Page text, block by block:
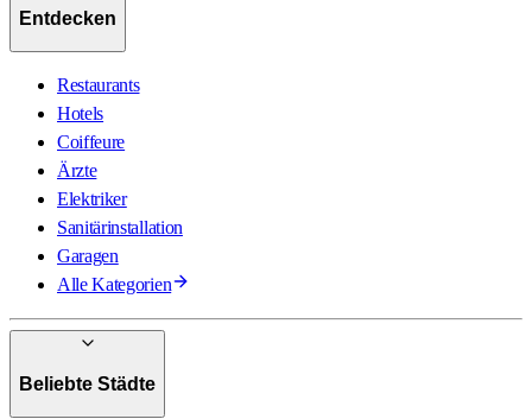
Entdecken
Restaurants
Hotels
Coiffeure
Ärzte
Elektriker
Sanitärinstallation
Garagen
Alle Kategorien
Beliebte Städte